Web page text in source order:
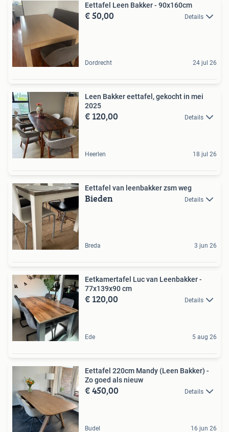
Eettafel Leen Bakker - 90x160cm
€ 50,00 Details
Dordrecht 24 jul 26
Leen Bakker eettafel, gekocht in mei
2025
€ 120,00 Details
Heerlen 18 jul 26
Eettafel van leenbakker zsm weg
Bieden Details
Breda 3 jun 26
Eetkamertafel Luc van Leenbakker -
77x139x90 cm
€ 120,00 Details
Ede 5 aug 26
Eettafel 220cm Mandy (Leen Bakker) -
Zo goed als nieuw
€ 450,00 Details
Budel 16 jun 26